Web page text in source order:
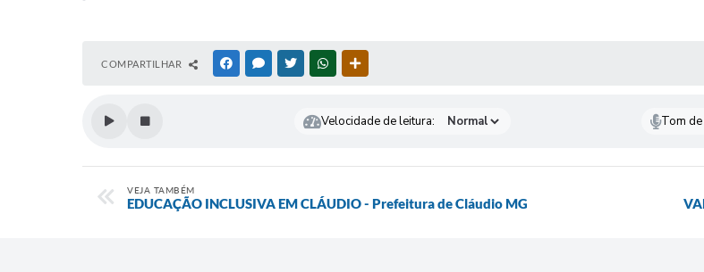
COMPARTILHAR FACEBOOKMESSENGER
TWITTERWHATSAPP
Velocidade de leitura: Tom
VEJA TAMBÉM
EDUCAÇÃO INCLUSIVA EM CLÁUDIO - Prefeitura de Cláudio MG